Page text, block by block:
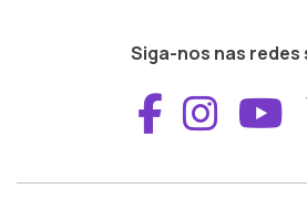
Siga-nos nas redes
Aceder